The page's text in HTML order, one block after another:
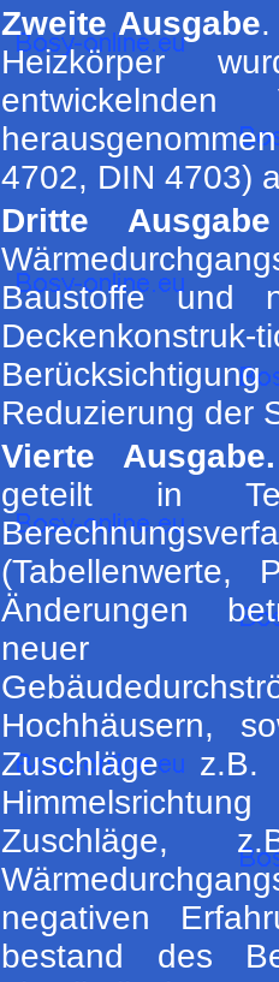
Zweite Ausgabe
Heizkörper
4702, DIN 4703)
Dritte Ausgabe
Baustoffe und
Reduzierung der
Vierte Ausgabe.
geteilt in
(Tabellenwerte,
Änderungen
neuer
Hochhäusern,
Zuschläge z.B.
Zuschläge,
negativen
bestand des